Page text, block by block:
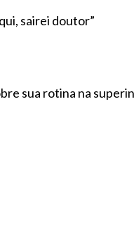
sairei doutor”
sua rotina na